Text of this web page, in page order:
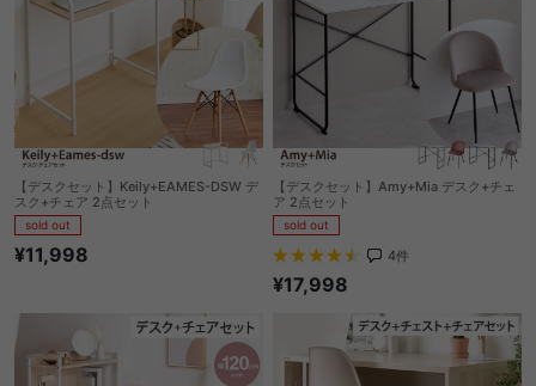
【デスクセット】Keily+EAMES-DSW デ
スク+チェア 2点セット
sold out
¥11,998
【デスクセット】Amy+Mia デスク+チェ
ア 2点セット
sold out
4件
¥17,998